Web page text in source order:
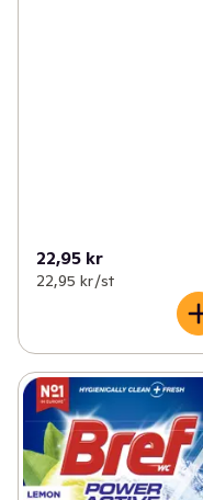
22,95 kr
22,95 kr /st